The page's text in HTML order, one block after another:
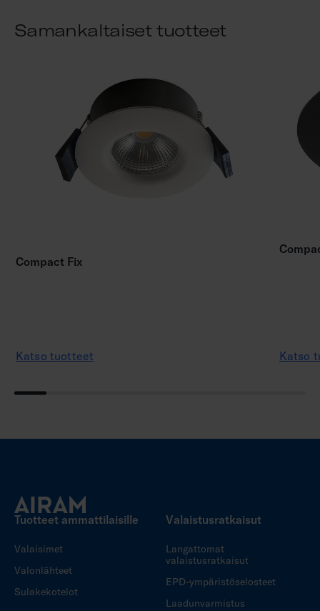
Samankaltaiset tuotteet
Compact Fix
Katso tuotteet Katso
Tuotteet ammattilaisille
Valaisimet
Valonlähteet
Sulakekotelot
Valaistusratkaisut
Langattomat
valaistusratkaisut
EPD-ympäristöselosteet
Laadunvarmistus